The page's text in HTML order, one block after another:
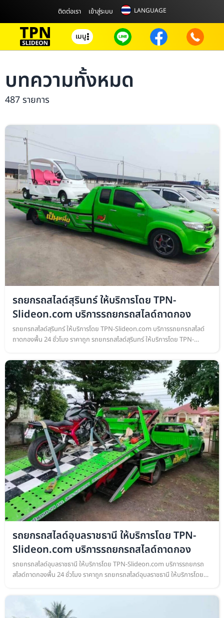
ติดต่อเรา เข้าสู่ระบบ LANGUAGE
เมนู
บทความทั้งหมด
487 รายการ
รถยกรถสไลด์สุรินทร์ ให้บริการโดย TPN-
Slideon.com บริการรถยกรถสไลด์ถาดกอง
รถยกรถสไลด์สุรินทร์ ให้บริการโดย TPN-Slideon.com บริการรถยกรถสไลด์
ถาดกองพื้น 24 ชั่วโมง ราคาถูก รถยกรถสไลด์สุรินทร์ ให้บริการโดย TPN-
รถยกรถสไลด์อุบลราชธานี ให้บริการโดย TPN-
Slideon.com บริการรถยกรถสไลด์ถาดกอง
รถยกรถสไลด์อุบลราชธานี ให้บริการโดย TPN-Slideon.com บริการรถยกรถ
สไลด์ถาดกองพื้น 24 ชั่วโมง ราคาถูก รถยกรถสไลด์อุบลราชธานี ให้บริการโดย